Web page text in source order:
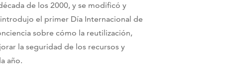
de los 2000, y se modificó y
el primer Día Internacional de
sobre cómo la reutilización,
la seguridad de los recursos y
año.